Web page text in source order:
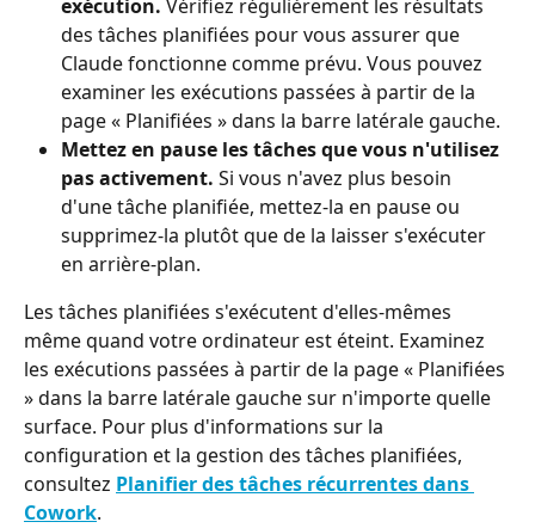
exécution. Vérifiez régulièrement les résultats
des tâches planifiées pour vous assurer que
Claude fonctionne comme prévu. Vous pouvez
examiner les exécutions passées à partir de la
page « Planifiées » dans la barre latérale gauche.
Mettez en pause les tâches que vous n'utilisez
pas activement. Si vous n'avez plus besoin
d'une tâche planifiée, mettez-la en pause ou
supprimez-la plutôt que de la laisser s'exécuter
en arrière-plan.
Les tâches planifiées s'exécutent d'elles-mêmes
même quand votre ordinateur est éteint. Examinez
les exécutions passées à partir de la page « Planifiées
» dans la barre latérale gauche sur n'importe quelle
surface. Pour plus d'informations sur la
configuration et la gestion des tâches planifiées,
consultez Planifier des tâches récurrentes dans
Cowork.